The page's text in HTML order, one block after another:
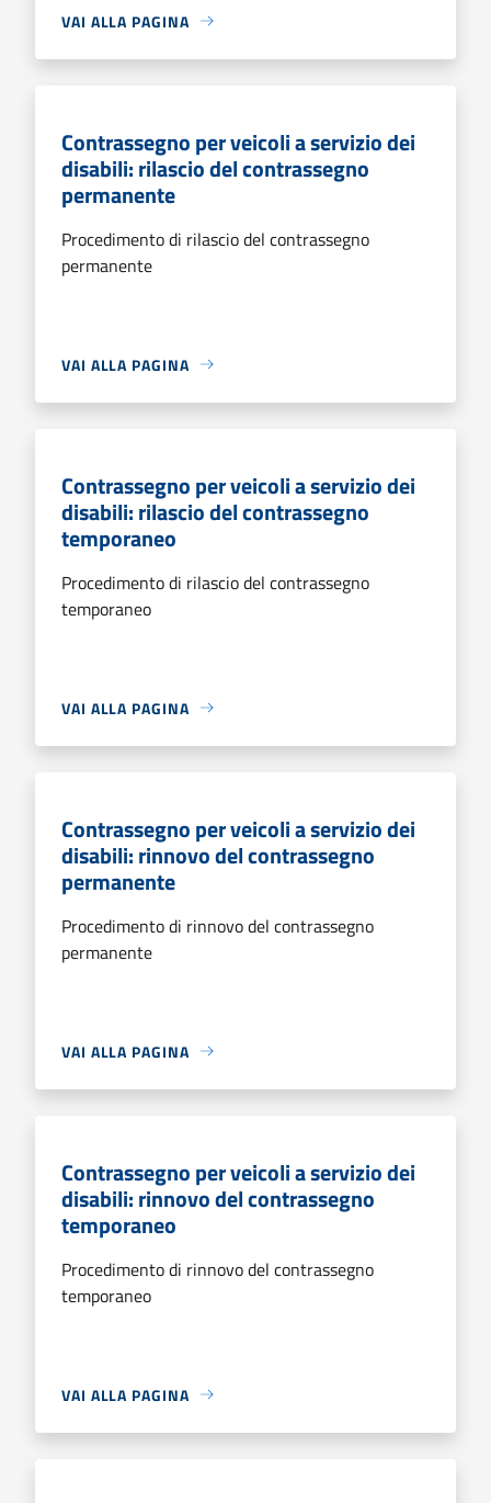
VAI ALLA PAGINA
Contrassegno per veicoli a servizio dei
disabili: rilascio del contrassegno
permanente
Procedimento di rilascio del contrassegno
permanente
VAI ALLA PAGINA
Contrassegno per veicoli a servizio dei
disabili: rilascio del contrassegno
temporaneo
Procedimento di rilascio del contrassegno
temporaneo
VAI ALLA PAGINA
Contrassegno per veicoli a servizio dei
disabili: rinnovo del contrassegno
permanente
Procedimento di rinnovo del contrassegno
permanente
VAI ALLA PAGINA
Contrassegno per veicoli a servizio dei
disabili: rinnovo del contrassegno
temporaneo
Procedimento di rinnovo del contrassegno
temporaneo
VAI ALLA PAGINA